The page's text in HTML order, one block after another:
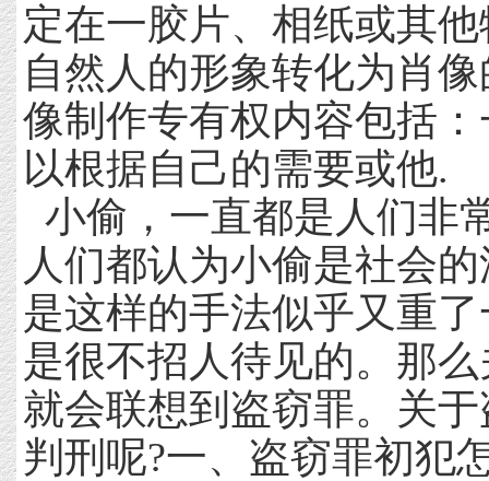
定在一胶片、相纸或其
自然人的形象转化为肖
像制作专有权内容包括
以根据自己的需要或他.
小偷，一直都是人们非
人们都认为小偷是社会
是这样的手法似乎又重
是很不招人待见的。那
就会联想到盗窃罪。关
判刑呢?一、盗窃罪初犯